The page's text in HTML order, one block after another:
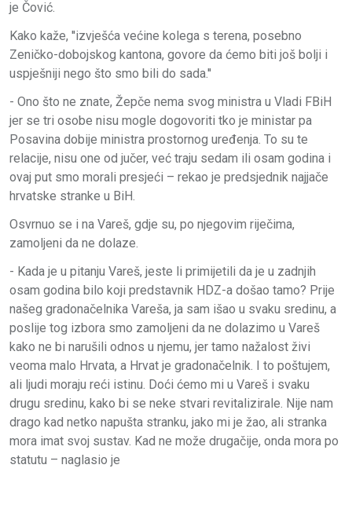
je Čović.
Kako kaže, ''izvješća većine kolega s terena, posebno
Zeničko-dobojskog kantona, govore da ćemo biti još bolji i
uspješniji nego što smo bili do sada.''
- Ono što ne znate, Žepče nema svog ministra u Vladi FBiH
jer se tri osobe nisu mogle dogovoriti tko je ministar pa
Posavina dobije ministra prostornog uređenja. To su te
relacije, nisu one od jučer, već traju sedam ili osam godina i
ovaj put smo morali presjeći – rekao je predsjednik najjače
hrvatske stranke u BiH.
Osvrnuo se i na Vareš, gdje su, po njegovim riječima,
zamoljeni da ne dolaze.
- Kada je u pitanju Vareš, jeste li primijetili da je u zadnjih
osam godina bilo koji predstavnik HDZ-a došao tamo? Prije
našeg gradonačelnika Vareša, ja sam išao u svaku sredinu, a
poslije tog izbora smo zamoljeni da ne dolazimo u Vareš
kako ne bi narušili odnos u njemu, jer tamo nažalost živi
veoma malo Hrvata, a Hrvat je gradonačelnik. I to poštujem,
ali ljudi moraju reći istinu. Doći ćemo mi u Vareš i svaku
drugu sredinu, kako bi se neke stvari revitalizirale. Nije nam
drago kad netko napušta stranku, jako mi je žao, ali stranka
mora imat svoj sustav. Kad ne može drugačije, onda mora po
statutu – naglasio je